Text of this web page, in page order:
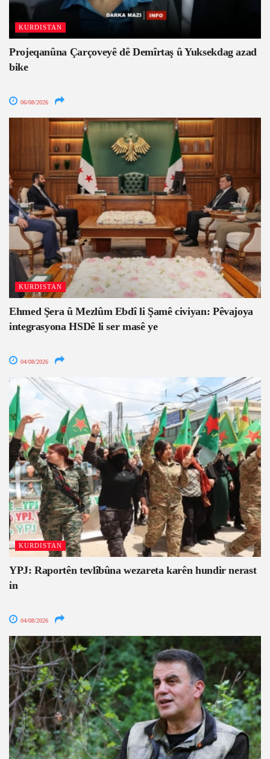
KURDISTAN
Projeqanûna Çarçoveyê dê Demîrtaş û Yuksekdag azad
bike
06/08/2026
KURDISTAN
Ehmed Şera û Mezlûm Ebdî li Şamê civiyan: Pêvajoya
integrasyona HSDê li ser masê ye
04/08/2026
KURDISTAN
YPJ: Raportên tevlîbûna wezareta karên hundir nerast
in
04/08/2026